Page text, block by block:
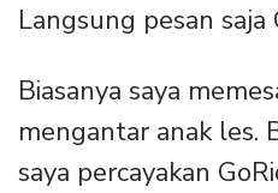
Langsung pesan saja
Biasanya saya
mengantar anak les.
saya percayakan